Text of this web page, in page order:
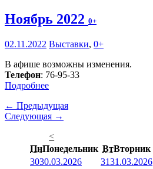
Ноябрь 2022 0+
02.11.2022 Выставки, 0+
В афише возможны изменения.
Телефон: 76-95-33
Подробнее
← Предыдущая
Следующая →
<
ПнПонедельник ВтВторник
3030.03.2026 3131.03.2026